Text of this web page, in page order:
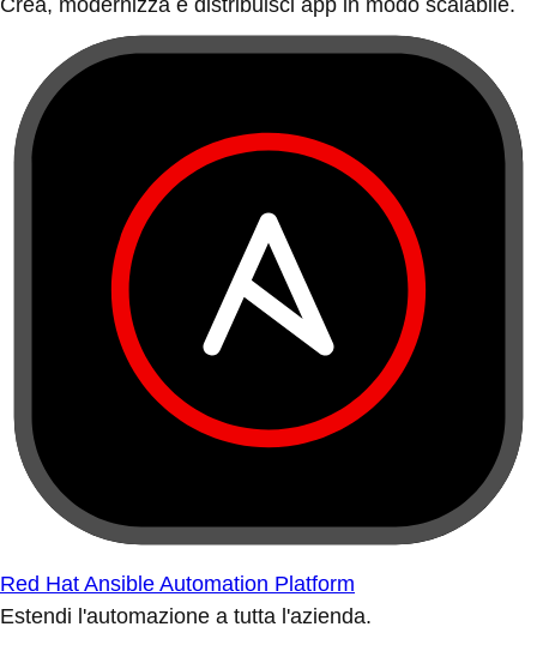
Crea, modernizza e distribuisci app in modo scalabile.
Red Hat Ansible Automation Platform
Estendi l'automazione a tutta l'azienda.